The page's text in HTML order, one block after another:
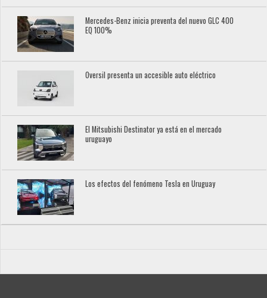
Mercedes-Benz inicia preventa del nuevo GLC 400
EQ 100%
Oversil presenta un accesible auto eléctrico
El Mitsubishi Destinator ya está en el mercado
uruguayo
Los efectos del fenómeno Tesla en Uruguay